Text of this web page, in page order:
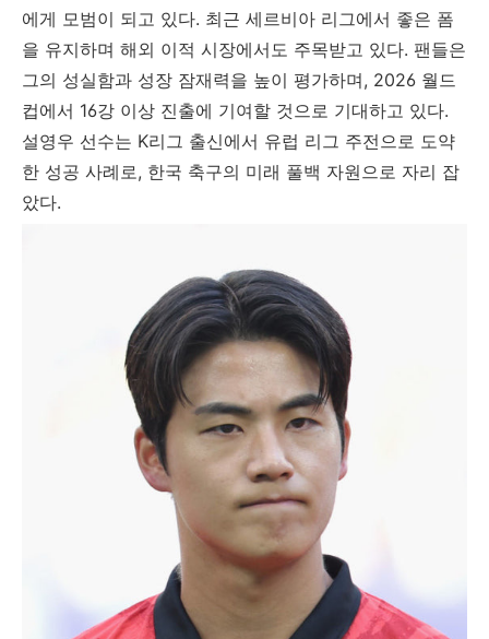
에게 모범이 되고 있다. 최근 세르비아 리그에서 좋은 폼
을 유지하며 해외 이적 시장에서도 주목받고 있다. 팬들은
그의 성실함과 성장 잠재력을 높이 평가하며, 2026 월드
컵에서 16강 이상 진출에 기여할 것으로 기대하고 있다.
설영우 선수는 K리그 출신에서 유럽 리그 주전으로 도약
한 성공 사례로, 한국 축구의 미래 풀백 자원으로 자리 잡
았다.